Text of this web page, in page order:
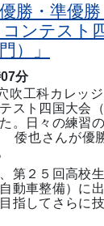
優勝・準優
ンテスト
）」
分
吹工科カレッジ
スト四国大会
。日々の練習
倭也さんが優
第２５回高校
動車整備）に
指してさらに